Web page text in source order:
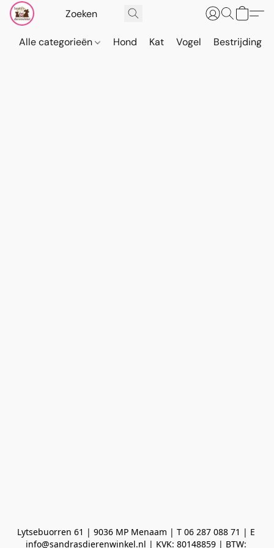
Alle categorieën Hond Kat Vogel Bestrijding
Lytsebuorren 61 | 9036 MP Menaam | T 06 287 088 71 | E
info@sandrasdierenwinkel.nl | KVK: 80148859 | BTW: